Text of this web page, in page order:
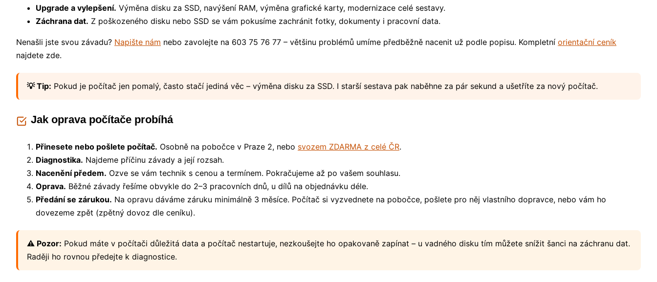
Upgrade a vylepšení. Výměna disku za SSD, navýšení RAM, výměna grafické karty, modernizace celé sestavy.
Záchrana dat. Z poškozeného disku nebo SSD se vám pokusíme zachránit fotky, dokumenty i pracovní data.
Nenašli jste svou závadu? Napište nám nebo zavolejte na 603 75 76 77 – většinu problémů umíme předběžně nacenit už podle popisu. Kompletní orientační ceník
najdete zde.
💡 Tip: Pokud je počítač jen pomalý, často stačí jediná věc – výměna disku za SSD. I starší sestava pak naběhne za pár sekund a ušetříte za nový počítač.
Jak oprava počítače probíhá
Přinesete nebo pošlete počítač. Osobně na pobočce v Praze 2, nebo svozem ZDARMA z celé ČR.
Diagnostika. Najdeme příčinu závady a její rozsah.
Nacenění předem. Ozve se vám technik s cenou a termínem. Pokračujeme až po vašem souhlasu.
Oprava. Běžné závady řešíme obvykle do 2–3 pracovních dnů, u dílů na objednávku déle.
Předání se zárukou. Na opravu dáváme záruku minimálně 3 měsíce. Počítač si vyzvednete na pobočce, pošlete pro něj vlastního dopravce, nebo vám ho
dovezeme zpět (zpětný dovoz dle ceníku).
⚠️ Pozor: Pokud máte v počítači důležitá data a počítač nestartuje, nezkoušejte ho opakovaně zapínat – u vadného disku tím můžete snížit šanci na záchranu dat.
Raději ho rovnou předejte k diagnostice.